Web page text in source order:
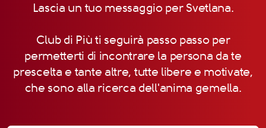
Lascia un tuo messaggio per Svetlana.
Club di Più ti seguirà passo passo per
permetterti di incontrare la persona da te
prescelta e tante altre, tutte libere e motivate,
che sono alla ricerca dell'anima gemella.